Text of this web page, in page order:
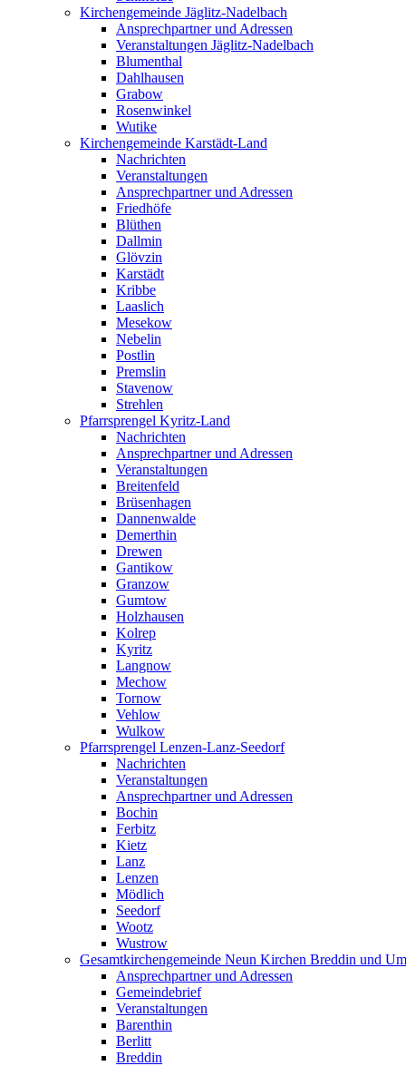
Kirchengemeinde Jäglitz-Nadelbach
Ansprechpartner und Adressen
Veranstaltungen Jäglitz-Nadelbach
Blumenthal
Dahlhausen
Grabow
Rosenwinkel
Wutike
Kirchengemeinde Karstädt-Land
Nachrichten
Veranstaltungen
Ansprechpartner und Adressen
Friedhöfe
Blüthen
Dallmin
Glövzin
Karstädt
Kribbe
Laaslich
Mesekow
Nebelin
Postlin
Premslin
Stavenow
Strehlen
Pfarrsprengel Kyritz-Land
Nachrichten
Ansprechpartner und Adressen
Veranstaltungen
Breitenfeld
Brüsenhagen
Dannenwalde
Demerthin
Drewen
Gantikow
Granzow
Gumtow
Holzhausen
Kolrep
Kyritz
Langnow
Mechow
Tornow
Vehlow
Wulkow
Pfarrsprengel Lenzen-Lanz-Seedorf
Nachrichten
Veranstaltungen
Ansprechpartner und Adressen
Bochin
Ferbitz
Kietz
Lanz
Lenzen
Mödlich
Seedorf
Wootz
Wustrow
Gesamtkirchengemeinde Neun Kirchen Breddin und
Ansprechpartner und Adressen
Gemeindebrief
Veranstaltungen
Barenthin
Berlitt
Breddin